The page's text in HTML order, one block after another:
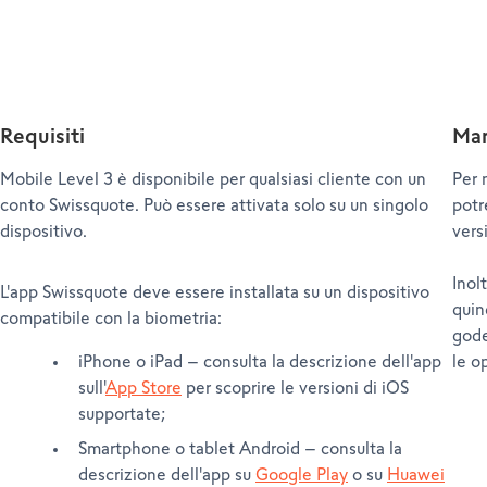
Requisiti
Mobile Level 3 è disponibile per qualsiasi cliente con un
conto Swissquote. Può essere attivata solo su un singolo
dispositivo.
L'app Swissquote deve essere installata su un dispositivo
compatibile con la biometria:
iPhone o iPad – consulta la descrizione dell'app
sull'App Store per scoprire le versioni di iOS
supportate;
Smartphone o tablet Android – consulta la
descrizione dell'app su Google Play o su Huawei
Per
le